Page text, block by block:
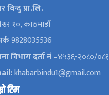
विन्दु प्रा.लि.
१०, काठमाडौँ
9828035536
विभाग दर्ता नं–४५३६-२०८०/०८१
khabarbindu1@gmail.com
टिम